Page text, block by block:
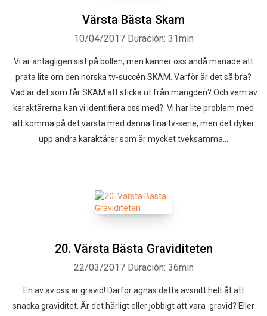
Värsta Bästa Skam
10/04/2017 Duración: 31min
Vi är antagligen sist på bollen, men känner oss ändå manade att
prata lite om den norska tv-succén SKAM. Varför är det så bra?
Vad är det som får SKAM att sticka ut från mängden? Och vem av
karaktärerna kan vi identifiera oss med? Vi har lite problem med
att komma på det värsta med denna fina tv-serie, men det dyker
upp andra karaktärer som är mycket tveksamma...
20. Värsta Bästa Graviditeten
22/03/2017 Duración: 36min
En av av oss är gravid! Därför ägnas detta avsnitt helt åt att
snacka graviditet. Är det härligt eller jobbigt att vara gravid? Eller